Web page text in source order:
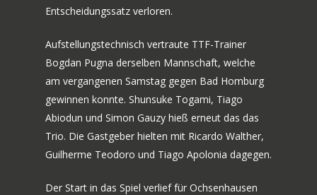
Entscheidungssatz verloren.
Aufstellungstechnisch vertraute TTF-Trainer
Bogdan Pugna derselben Mannschaft, welche
am vergangenen Samstag gegen Bad Homburg
gewinnen konnte. Shunsuke Togami, Tiago
Abiodun und Simon Gauzy hieß erneut das das
Trio. Die Gastgeber hielten mit Ricardo Walther,
Guilherme Teodoro und Tiago Apolonia dagegen.
Der Start in das Spiel verlief für Ochsenhausen